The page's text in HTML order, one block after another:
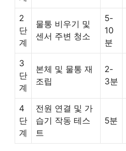
2
단
계
물통 비우기 및
센서 주변 청소
5-
10
분
3
단
계
본체 및 물통 재
조립
2-
3분
4
단
계
전원 연결 및 가
습기 작동 테스
트
5분